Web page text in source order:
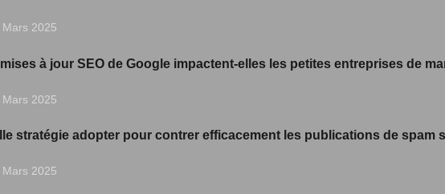
Mars 2025
à jour SEO de Google impactent-elles les petites entreprises de
Mars 2025
stratégie adopter pour contrer efficacement les publications de spam
Mars 2025